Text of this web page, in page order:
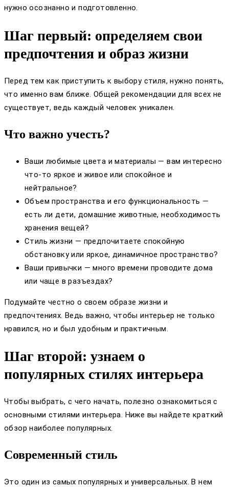
нужно осознанно и подготовленно.
Шаг первый: определяем свои
предпочтения и образ жизни
Перед тем как приступить к выбору стиля, нужно понять,
что именно вам ближе. Общей рекомендации для всех не
существует, ведь каждый человек уникален.
Что важно учесть?
Ваши любимые цвета и материалы — вам интересно
что-то яркое и живое или спокойное и
нейтральное?
Объем пространства и его функциональность —
есть ли дети, домашние животные, необходимость
хранения вещей?
Стиль жизни — предпочитаете спокойную
обстановку или яркое, динамичное пространство?
Ваши привычки — много времени проводите дома
или чаще в разъездах?
Подумайте честно о своем образе жизни и
предпочтениях. Ведь важно, чтобы интерьер не только
нравился, но и был удобным и практичным.
Шаг второй: узнаем о
популярных стилях интерьера
Чтобы выбрать, с чего начать, полезно ознакомиться с
основными стилями интерьера. Ниже вы найдете краткий
обзор наиболее популярных.
Современный стиль
Это один из самых популярных и универсальных. В нем